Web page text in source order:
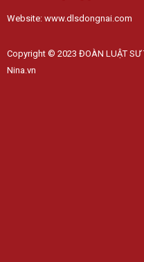
Website: www.dlsdongnai.com
Copyright © 2023 ĐOÀN LUẬT SƯ
Nina.vn